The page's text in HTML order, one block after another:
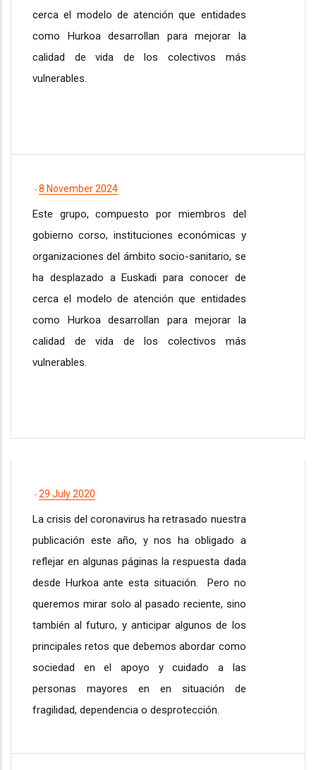
cerca el modelo de atención que entidades
como Hurkoa desarrollan para mejorar la
calidad de vida de los colectivos más
vulnerables.
- 8 November 2024
Este grupo, compuesto por miembros del
gobierno corso, instituciones económicas y
organizaciones del ámbito socio-sanitario, se
ha desplazado a Euskadi para conocer de
cerca el modelo de atención que entidades
como Hurkoa desarrollan para mejorar la
calidad de vida de los colectivos más
vulnerables.
- 29 July 2020
La crisis del coronavirus ha retrasado nuestra
publicación este año, y nos ha obligado a
reflejar en algunas páginas la respuesta dada
desde Hurkoa ante esta situación. Pero no
queremos mirar solo al pasado reciente, sino
también al futuro, y anticipar algunos de los
principales retos que debemos abordar como
sociedad en el apoyo y cuidado a las
personas mayores en en situación de
fragilidad, dependencia o desprotección.